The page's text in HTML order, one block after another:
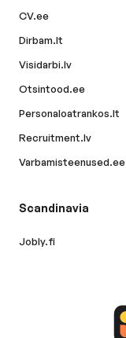
CV.ee
Dirbam.lt
Visidarbi.lv
Otsintood.ee
Personaloatrankos.lt
Recruitment.lv
Varbamisteenused.ee
Scandinavia
Jobly.fi